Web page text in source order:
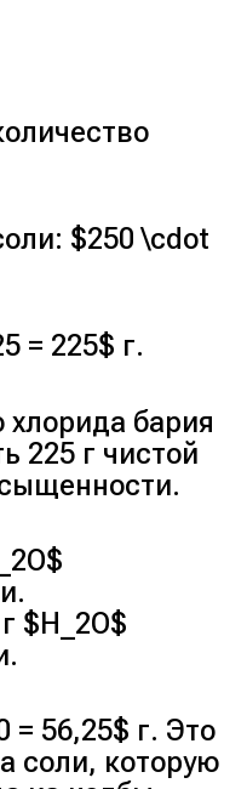
$250 \cdot
= 225$ г.
бария
225 г чистой
$H_2O$
= 56,25$ г. Это
соли, которую